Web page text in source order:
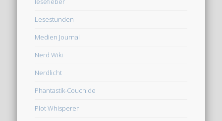
Lesestunden
Medien Journal
Nerd Wiki
Nerdlicht
Phantastik-Couch.de
Plot Whisperer